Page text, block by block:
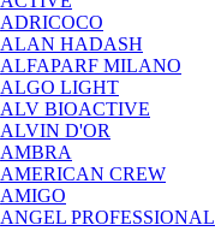
ADRICOCO
ALAN HADASH
ALFAPARF MILANO
ALGO LIGHT
ALV BIOACTIVE
ALVIN D'OR
AMBRA
AMERICAN CREW
AMIGO
ANGEL PROFESSIONAL